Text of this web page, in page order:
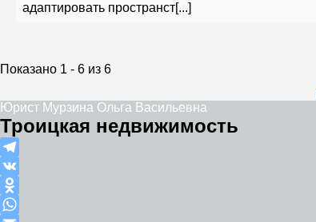
адаптировать пространст[...]
Показано 1 - 6 из 6
Юрист Мурзина Ольга Васильевна
Троицкая недвижимость
Telegram
VK
Odnoklassniki